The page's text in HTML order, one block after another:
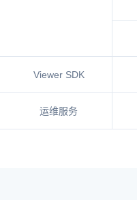
Viewer SDK
运维服务